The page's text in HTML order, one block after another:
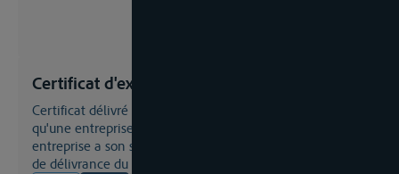
Certificat d'exploitation
Certificat délivré par l'autorité compétente confirmant
qu'une entreprise est l'exploitant du navire et que cette
entreprise a son siège de direction effective dans le pays
de délivrance du certificat